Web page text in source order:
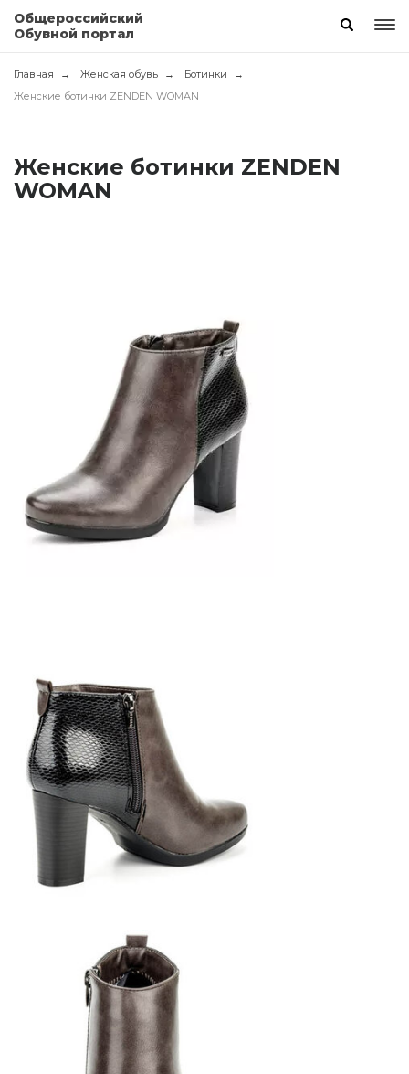
Общероссийский
Обувной портал
Главная Женская обувь
Ботинки
Женские ботинки ZENDEN WOMAN
Женские ботинки ZENDEN
WOMAN